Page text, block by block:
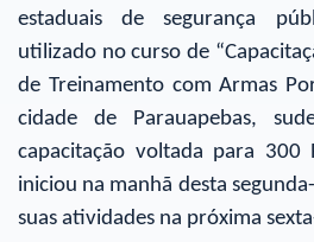
estaduais de segurança
utilizado no curso de
de Treinamento com Armas
cidade de Parauapebas,
capacitação voltada para 300
iniciou na manhã desta
suas atividades na próxima